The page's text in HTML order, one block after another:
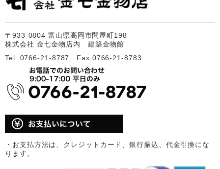
〒933-0804 富山県高岡市問屋町198
株式会社 金七金物店内 建築金物館
Tel. 0766-21-8787 Fax 0766-21-8783
・お支払方法は、クレジットカード、銀行振込、代金引換にな
ります。